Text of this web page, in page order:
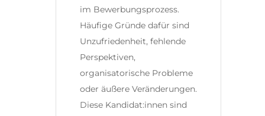
im Bewerbungsprozess.
Häufige Gründe dafür sind
Unzufriedenheit, fehlende
Perspektiven,
organisatorische Probleme
oder äußere Veränderungen.
Diese Kandidat:innen sind